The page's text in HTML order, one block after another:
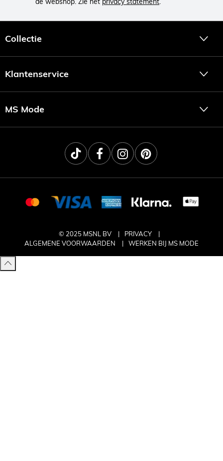
Collectie
Klantenservice
MS Mode
© 2025 MSNL BV
PRIVACY
ALGEMENE VOORWAARDEN
WERKEN BIJ MS MODE